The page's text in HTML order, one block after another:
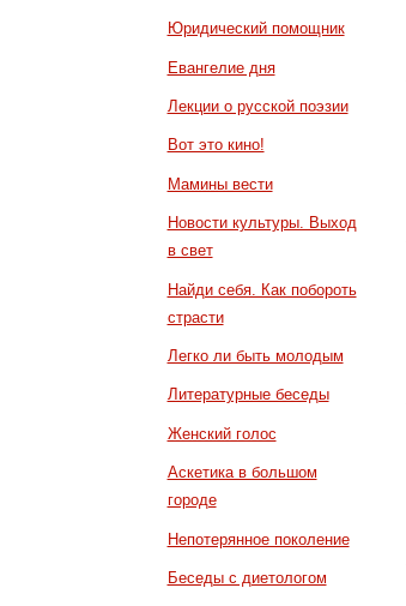
Юридический помощник
Евангелие дня
Лекции о русской поэзии
Вот это кино!
Мамины вести
Новости культуры. Выход
в свет
Найди себя. Как побороть
страсти
Легко ли быть молодым
Литературные беседы
Женский голос
Аскетика в большом
городе
Непотерянное поколение
Беседы с диетологом